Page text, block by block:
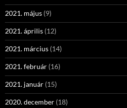
2021. május (9)
2021. április (12)
2021. március (14)
2021. február (16)
2021. január (15)
2020. december (18)